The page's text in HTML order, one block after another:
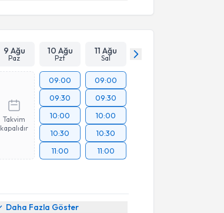
9 Ağu
Paz
10 Ağu
Pzt
11 Ağu
Sal
Takvim
kapalıdır
09:00
09:30
10:00
10:30
11:00
09:00
09:30
10:00
10:30
11:00
Daha Fazla Göster